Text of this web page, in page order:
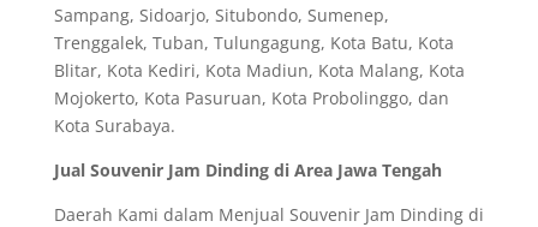
Sampang, Sidoarjo, Situbondo, Sumenep,
Trenggalek, Tuban, Tulungagung, Kota Batu, Kota
Blitar, Kota Kediri, Kota Madiun, Kota Malang, Kota
Mojokerto, Kota Pasuruan, Kota Probolinggo, dan
Kota Surabaya.
Jual Souvenir Jam Dinding di Area Jawa Tengah
Daerah Kami dalam Menjual Souvenir Jam Dinding di